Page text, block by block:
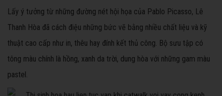
Lấy ý tưởng từ những đường nét hội họa của Pablo Picasso, Lê
Thanh Hòa đã cách điệu những bức vẽ bằng nhiều chất liệu và kỹ
thuật cao cấp như in, thêu hay đính kết thủ công. Bộ sưu tập có
tông màu chính là hồng, xanh da trời, dung hòa với những gam màu
pastel.